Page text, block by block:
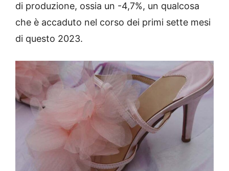
di produzione, ossia un -4,7%, un qualcosa
che è accaduto nel corso dei primi sette mesi
di questo 2023.